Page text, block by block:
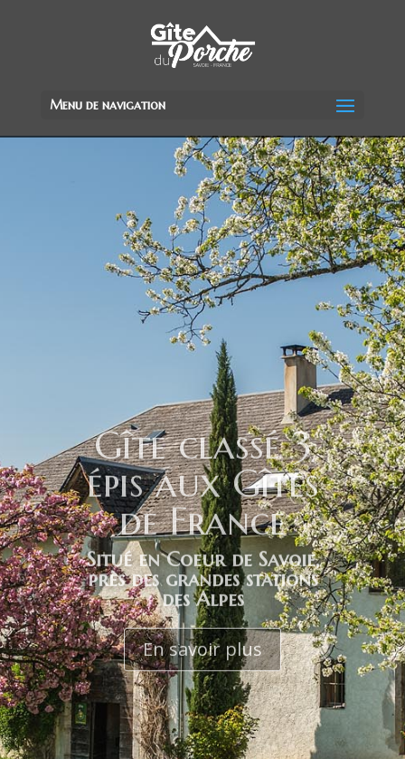
Menu de navigation
Gîte classé 3
épis aux Gîtes
de France
Situé en Coeur de Savoie,
près des grandes stations
des Alpes
En savoir plus